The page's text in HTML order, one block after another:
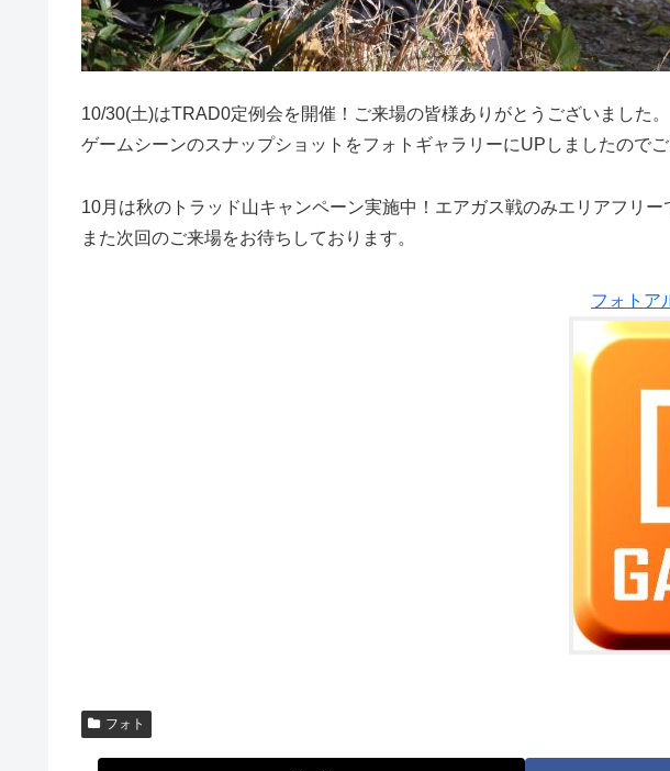
10/30(土)はTRAD0定例会を開催！ご来場の皆様ありがとうございました。
ゲームシーンのスナップショットをフォトギャラリーにUPしましたのでご
10月は秋のトラッド山キャンペーン実施中！エアガス戦のみエリアフリー
また次回のご来場をお待ちしております。
フォトア
フォト